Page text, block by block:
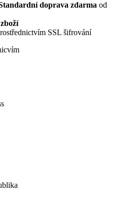
doprava zdarma od
SSL šifrování